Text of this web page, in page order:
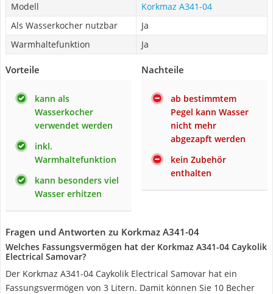
Modell
Korkmaz A341-04
Als Wasserkocher nutzbar
Ja
Warmhaltefunktion
Ja
Vorteile
kann als
Wasserkocher
verwendet werden
inkl.
Warmhaltefunktion
kann besonders viel
Wasser erhitzen
Nachteile
ab bestimmtem
Pegel kann Wasser
nicht mehr
abgezapft werden
kein Zubehör
enthalten
Fragen und Antworten zu Korkmaz A341-04
Welches Fassungsvermögen hat der Korkmaz A341-04 Caykolik
Electrical Samovar?
Der Korkmaz A341-04 Caykolik Electrical Samovar hat ein
Fassungsvermögen von 3 Litern. Damit können Sie 10 Becher